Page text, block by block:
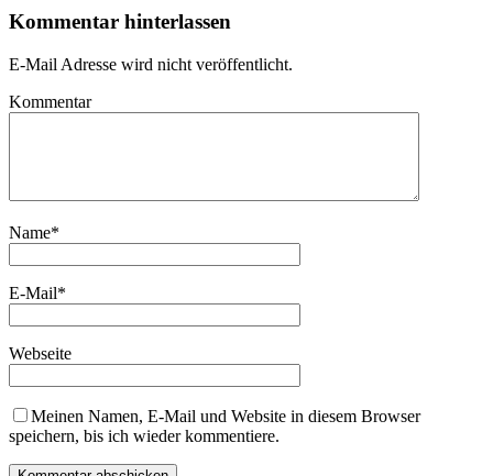
Kommentar hinterlassen
E-Mail Adresse wird nicht veröffentlicht.
Kommentar
Name*
E-Mail*
Webseite
Meinen Namen, E-Mail und Website in diesem Browser
speichern, bis ich wieder kommentiere.